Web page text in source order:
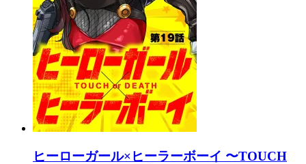
ヒーローガール×ヒーラーボーイ 〜TOUCH